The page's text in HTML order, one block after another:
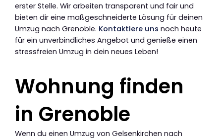
erster Stelle. Wir arbeiten transparent und fair und
bieten dir eine maßgeschneiderte Lösung für deinen
Umzug nach Grenoble. Kontaktiere uns noch heute
für ein unverbindliches Angebot und genieße einen
stressfreien Umzug in dein neues Leben!
Wohnung finden
in Grenoble
Wenn du einen Umzug von Gelsenkirchen nach